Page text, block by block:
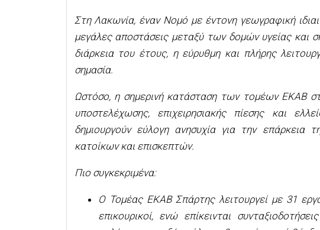
Στη Λακωνία, έναν Νομό με έντονη γεωγραφική
μεγάλες αποστάσεις μεταξύ των δομών υγείας και
διάρκεια του έτους, η εύρυθμη και πλήρης
σημασία.
Ωστόσο, η σημερινή κατάσταση των τομέων ΕΚΑΒ
υποστελέχωσης, επιχειρησιακής πίεσης και
δημιουργούν εύλογη ανησυχία για την επάρκεια
κατοίκων και επισκεπτών.
Πιο συγκεκριμένα:
Ο Τομέας ΕΚΑΒ Σπάρτης λειτουργεί με 31
επικουρικοί, ενώ επίκεινται